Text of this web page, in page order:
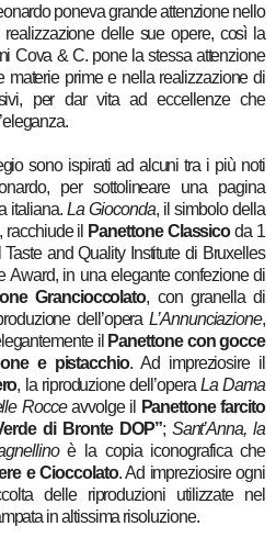
poneva grande attenzione nello
delle sue opere, così la
Cova & C. pone la stessa attenzione
materie prime e nella realizzazione di
per dar vita ad eccellenze che
sono ispirati ad alcuni tra i più noti
per sottolineare una pagina
italiana. La Gioconda, il simbolo della
racchiude il Panettone Classicoda 1
Taste and Quality Institute di Bruxelles
Award, in una elegante confezione di
Grancioccolato, con granella di
dell’operaL’Annunciazione,
il Panettone con gocce
e pistacchio. Ad impreziosire il
, la riproduzione dell’operaLa Dama
Rocceavvolge il
Panettone farcito
di Bronte DOP”; Sant’Anna, la
è la copia iconografica che
e Cioccolato.Ad impreziosire ogni
delle riproduzioni utilizzate nel
in altissima risoluzione.